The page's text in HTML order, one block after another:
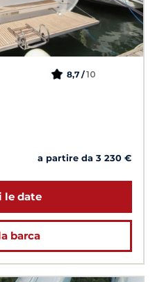
8,7 /10
a partire da 3 230 €
le date
barca